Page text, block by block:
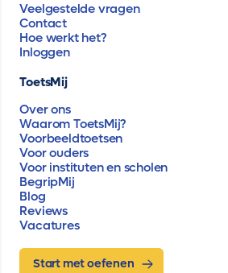
Veelgestelde vragen
Contact
Hoe werkt het?
Inloggen
ToetsMij
Over ons
Waarom ToetsMij?
Voorbeeldtoetsen
Voor ouders
Voor instituten en scholen
BegripMij
Blog
Reviews
Vacatures
Start met oefenen